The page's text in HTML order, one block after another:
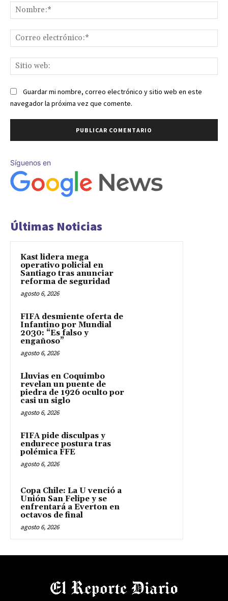
Guardar mi nombre, correo electrónico y sitio web en este
navegador la próxima vez que comente.
Síguenos en
Últimas Noticias
Kast lidera mega
operativo policial en
Santiago tras anunciar
reforma de seguridad
agosto 6, 2026
FIFA desmiente oferta de
Infantino por Mundial
2030: “Es falso y
engañoso”
agosto 6, 2026
Lluvias en Coquimbo
revelan un puente de
piedra de 1926 oculto por
casi un siglo
agosto 6, 2026
FIFA pide disculpas y
endurece postura tras
polémica FFE
agosto 6, 2026
Copa Chile: La U venció a
Unión San Felipe y se
enfrentará a Everton en
octavos de final
agosto 6, 2026